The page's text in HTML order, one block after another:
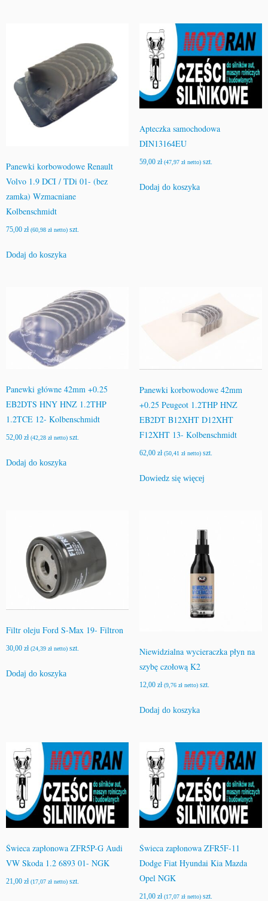
Panewki korbowodowe Renault
Volvo 1.9 DCI / TDi 01- (bez
zamka) Wzmacniane
Kolbenschmidt
75,00 zł (60,98 zł netto) szt.
Dodaj do koszyka
Apteczka samochodowa
DIN13164EU
59,00 zł (47,97 złnetto)szt.
Dodaj do koszyka
Panewki główne 42mm +0.25
EB2DTS HNY HNZ 1.2THP
1.2TCE 12- Kolbenschmidt
52,00 zł (42,28 zł netto) szt.
Dodaj do koszyka
Panewki korbowodowe 42mm
+0.25 Peugeot 1.2THP HNZ
EB2DT B12XHT D12XHT
F12XHT 13- Kolbenschmidt
62,00 zł (50,41 złnetto)szt.
Dowiedz się więcej
Filtr oleju Ford S-Max 19- Filtron
30,00 zł (24,39 zł netto) szt.
Dodaj do koszyka
Niewidzialna wycieraczka płyn na
szybę czołową K2
12,00 zł (9,76 złnetto)szt.
Dodaj do koszyka
Świeca zapłonowa ZFR5P-G Audi
VW Skoda 1.2 6893 01- NGK
21,00 zł (17,07 zł netto) szt.
Świeca zapłonowa ZFR5F-11
Dodge Fiat Hyundai Kia Mazda
Opel NGK
21,00 zł (17,07 złnetto)szt.